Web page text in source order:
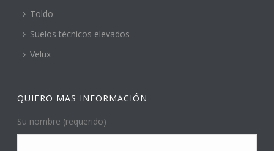
Toldo
Suelos tècnicos elevados
Velux
QUIERO MAS INFORMACIÓN
Su nombre (requerido)